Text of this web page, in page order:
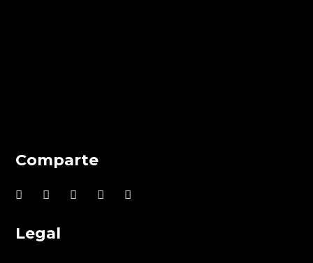
Comparte
Legal